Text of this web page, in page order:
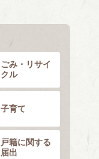
ごみ・リサイ
クル
子育て
戸籍に関する
届出